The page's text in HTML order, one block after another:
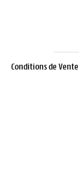
Conditions de Vente